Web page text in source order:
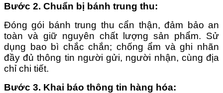
Bước 2. Chuẩn bị bánh trung thu:
Đóng gói bánh trung thu cẩn thận, đảm bảo an
toàn và giữ nguyên chất lượng sản phẩm. Sử
dụng bao bì chắc chắn; chống ẩm và ghi nhãn
đầy đủ thông tin người gửi, người nhận, cùng địa
chỉ chi tiết.
Bước 3. Khai báo thông tin hàng hóa: